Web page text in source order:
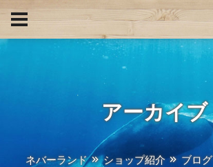
アーカイブ
ネバーランド ショップ紹介 ブログ